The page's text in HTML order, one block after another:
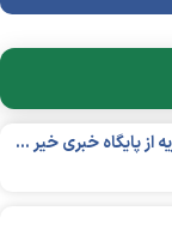
تجلیل دبیرخانۀ شبکۀ ملی مؤسسات نیکوکاری و خیریه از پایگاه خبری خیر ایران